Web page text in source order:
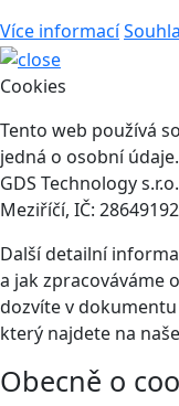
Více informací
Cookies
Tento web používá
jedná o osobní
GDS Technology
Meziříčí, IČ: 28649192
Další detailní
a jak zpracováváme
dozvíte v
který najdete na
Obecně o